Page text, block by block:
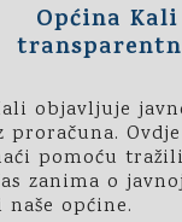
Općina Kali
objavljuje
proračuna. Ovdje
pomoću
zanima o javnoj
općine.